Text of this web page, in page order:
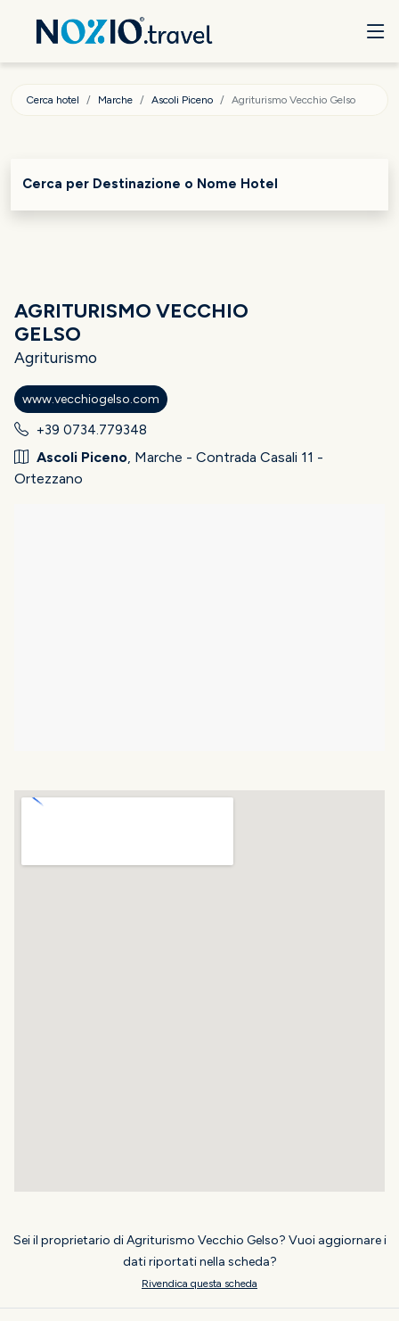
Cerca hotel Marche Ascoli Piceno Agriturismo Vecchio Gelso
Cerca per Destinazione o Nome Hotel
AGRITURISMO VECCHIO
GELSO
Agriturismo
www.vecchiogelso.com
+39 0734.779348
Ascoli Piceno, Marche - Contrada Casali 11 -
Ortezzano
Sei il proprietario di Agriturismo Vecchio Gelso? Vuoi aggiornare i
dati riportati nella scheda?
Rivendica questa scheda